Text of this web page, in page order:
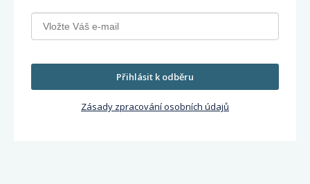
Přihlásit k odběru
Zásady zpracování osobních údajů